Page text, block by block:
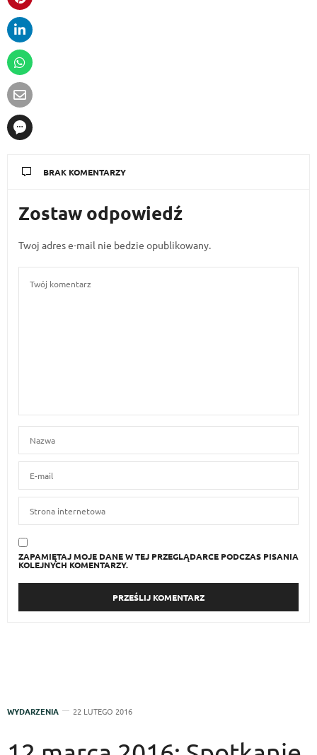
BRAK KOMENTARZY
Zostaw odpowiedź
Twoj adres e-mail nie bedzie opublikowany.
ZAPAMIĘTAJ MOJE DANE W TEJ PRZEGLĄDARCE PODCZAS PISANIA
KOLEJNYCH KOMENTARZY.
WYDARZENIA 22 LUTEGO 2016